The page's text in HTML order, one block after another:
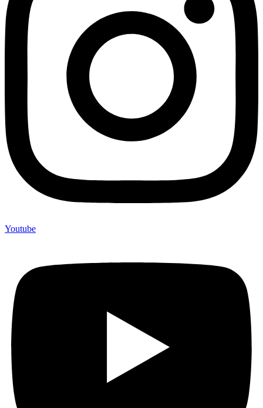
Youtube